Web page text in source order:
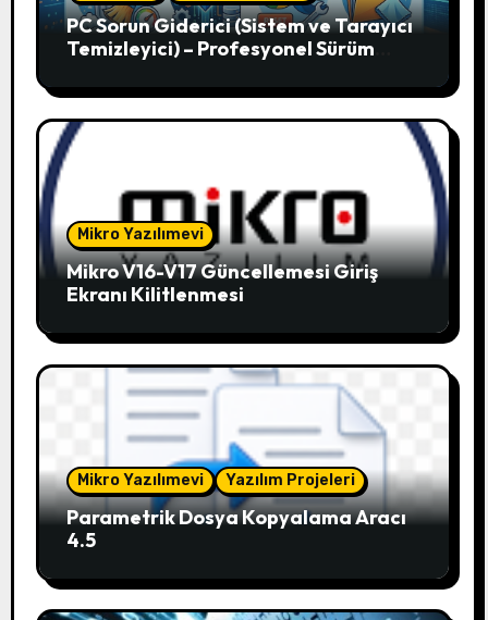
PC Sorun Giderici (Sistem ve Tarayıcı
Temizleyici) – Profesyonel Sürüm
Mikro Yazılımevi
Mikro V16-V17 Güncellemesi Giriş
Ekranı Kilitlenmesi
Mikro Yazılımevi Yazılım Projeleri
Parametrik Dosya Kopyalama Aracı
4.5